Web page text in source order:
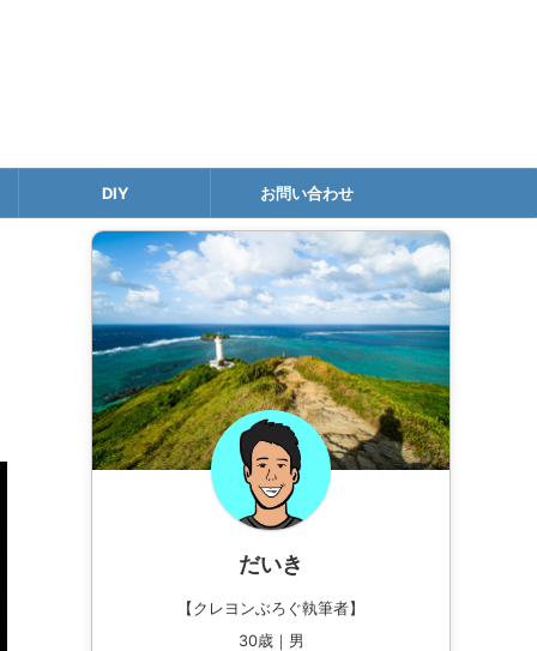
DIY お問い合わせ
だいき
【クレヨンぶろぐ執筆者】
30歳｜男